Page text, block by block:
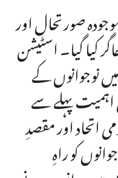
صورتحال اور
کیا گیا۔ اسٹیشن
نوجوانوں کے
اہمیت پہلے سے
اتحاد اور مقصدِ
کو راہِ